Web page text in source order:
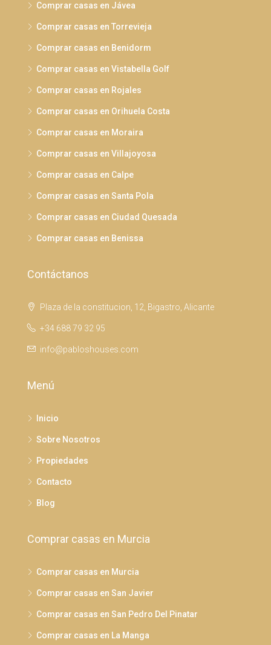
Comprar casas en Jávea
Comprar casas en Torrevieja
Comprar casas en Benidorm
Comprar casas en Vistabella Golf
Comprar casas en Rojales
Comprar casas en Orihuela Costa
Comprar casas en Moraira
Comprar casas en Villajoyosa
Comprar casas en Calpe
Comprar casas en Santa Pola
Comprar casas en Ciudad Quesada
Comprar casas en Benissa
Contáctanos
Plaza de la constitucion, 12, Bigastro, Alicante
+34 688 79 32 95
info@pabloshouses.com
Menú
Inicio
Sobre Nosotros
Propiedades
Contacto
Blog
Comprar casas en Murcia
Comprar casas en Murcia
Comprar casas en San Javier
Comprar casas en San Pedro Del Pinatar
Comprar casas en La Manga